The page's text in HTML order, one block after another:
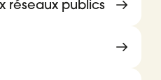
réseaux publics